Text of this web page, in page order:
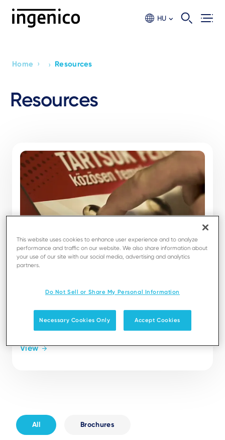
HU
Breadcrumb
Home › › Resources
Resources
APPLICATIONS
Ingenico Adományozó Totem
(HUN)
View
All Brochures
This website uses cookies to enhance user experience and to analyze
performance and traffic on our website. We also share information about
your use of our site with our social media, advertising and analytics
partners.
Do Not Sell or Share My Personal Information
Necessary Cookies Only Accept Cookies